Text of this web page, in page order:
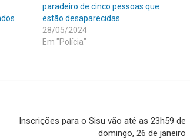
paradeiro de cinco pessoas que
estão desaparecidas
28/05/2024
Em "Polícia"
Inscrições para o Sisu vão até as 23h59 de
domingo, 26 de janeiro